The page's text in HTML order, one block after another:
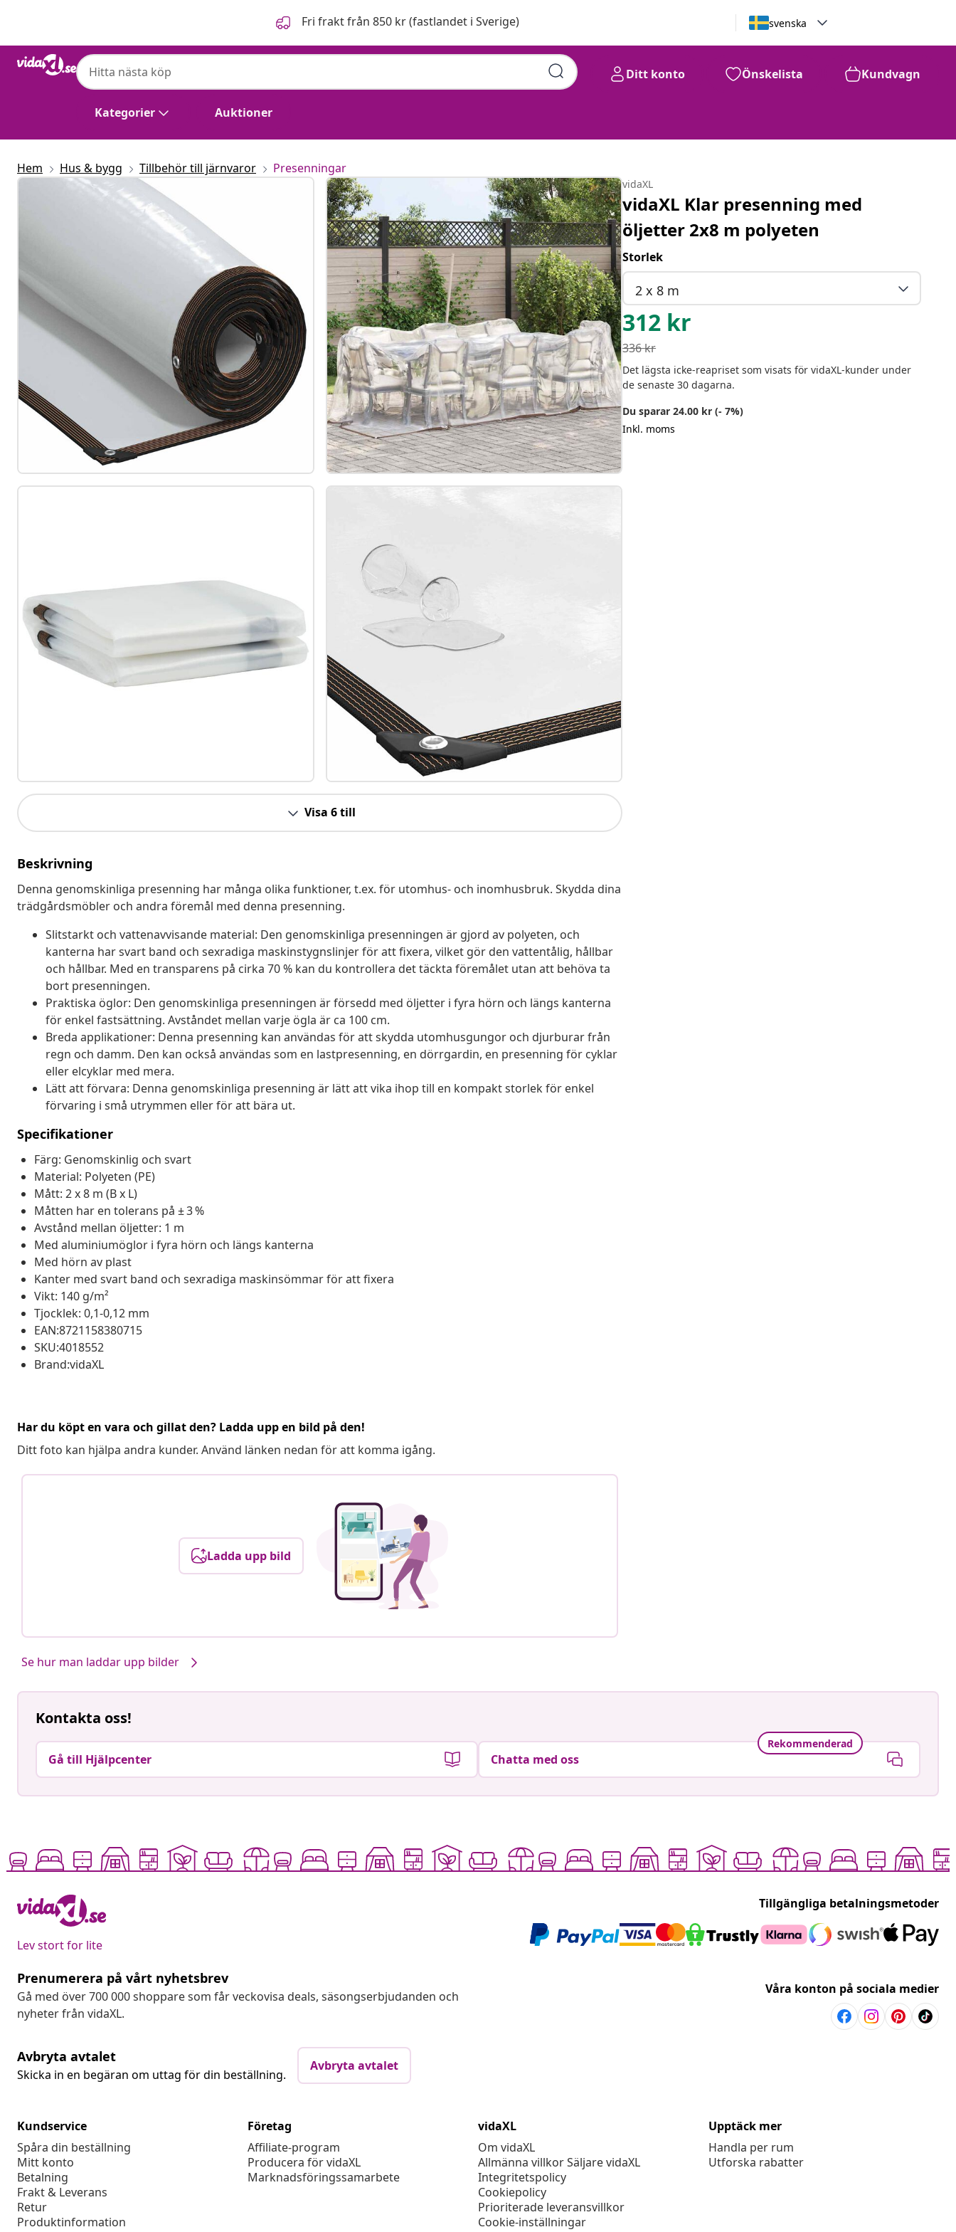
Fri frakt från 850 kr (fastlandet i Sverige) svenska
Kategorier Auktioner
Ditt konto Önskelista Kundvagn
Hem Hus & bygg Tillbehör till järnvaror Presenningar
Visa 6 till
Beskrivning
Denna genomskinliga presenning har många olika funktioner, t.ex. för utomhus- och inomhusbruk. Skydda dina
trädgårdsmöbler och andra föremål med denna presenning.
Slitstarkt och vattenavvisande material: Den genomskinliga presenningen är gjord av polyeten, och
kanterna har svart band och sexradiga maskinstygnslinjer för att fixera, vilket gör den vattentålig, hållbar
och hållbar. Med en transparens på cirka 70 % kan du kontrollera det täckta föremålet utan att behöva ta
bort presenningen.
Praktiska öglor: Den genomskinliga presenningen är försedd med öljetter i fyra hörn och längs kanterna
för enkel fastsättning. Avståndet mellan varje ögla är ca 100 cm.
Breda applikationer: Denna presenning kan användas för att skydda utomhusgungor och djurburar från
regn och damm. Den kan också användas som en lastpresenning, en dörrgardin, en presenning för cyklar
eller elcyklar med mera.
Lätt att förvara: Denna genomskinliga presenning är lätt att vika ihop till en kompakt storlek för enkel
förvaring i små utrymmen eller för att bära ut.
Specifikationer
Färg: Genomskinlig och svart
Material: Polyeten (PE)
Mått: 2 x 8 m (B x L)
Måtten har en tolerans på ± 3 %
Avstånd mellan öljetter: 1 m
Med aluminiumöglor i fyra hörn och längs kanterna
Med hörn av plast
Kanter med svart band och sexradiga maskinsömmar för att fixera
Vikt: 140 g/m²
Tjocklek: 0,1-0,12 mm
EAN:8721158380715
SKU:4018552
Brand:vidaXL
Har du köpt en vara och gillat den? Ladda upp en bild på den!
Ditt foto kan hjälpa andra kunder. Använd länken nedan för att komma igång.
Ladda upp bild
Se hur man laddar upp bilder
vidaXL
vidaXL Klar presenning med
öljetter 2x8 m polyeten
Storlek
2 x 8 m
312 kr
336kr
Det lägsta icke-reapriset som visats för vidaXL-kunder under
de senaste 30 dagarna.
Du sparar 24.00 kr (- 7%)
Inkl. moms
Kontakta oss!
Gå till Hjälpcenter
Rekommenderad
Chatta med oss
Lev stort for lite
Tillgängliga betalningsmetoder
Prenumerera på vårt nyhetsbrev
Gå med över 700 000 shoppare som får veckovisa deals, säsongserbjudanden och
nyheter från vidaXL.
Våra konton på sociala medier
Avbryta avtalet
Skicka in en begäran om uttag för din beställning.
Avbryta avtalet
Kundservice
Spåra din beställning
Mitt konto
Betalning
Frakt & Leverans
Retur
Produktinformation
Företag
Affiliate-program
Producera för vidaXL
Marknadsföringssamarbete
vidaXL
Om vidaXL
Allmänna villkor Säljare vidaXL
Integritetspolicy
Cookiepolicy
Prioriterade leveransvillkor
Cookie-inställningar
Upptäck mer
Handla per rum
Utforska rabatter